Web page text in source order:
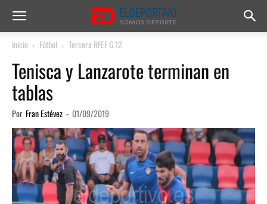
Inicio Fútbol Tercera RFEF G.12
Tenisca y Lanzarote terminan en
tablas
Por Fran Estévez - 01/09/2019